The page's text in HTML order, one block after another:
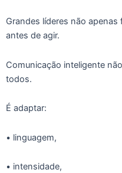
Grandes líderes não
antes de agir.
Comunicação inteligente
todos.
É adaptar:
• linguagem,
• intensidade,